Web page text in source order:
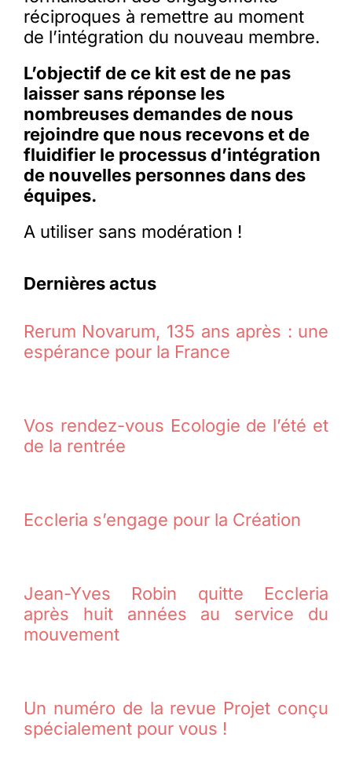
réciproques à remettre au moment
de l’intégration du nouveau membre.
L’objectif de ce kit est de ne pas
laisser sans réponse les
nombreuses demandes de nous
rejoindre que nous recevons et de
fluidifier le processus d’intégration
de nouvelles personnes dans des
équipes.
A utiliser sans modération !
Dernières actus
Rerum Novarum, 135 ans après : une
espérance pour la France
Vos rendez-vous Ecologie de l’été et
de la rentrée
Eccleria s’engage pour la Création
Jean-Yves Robin quitte Eccleria
après huit années au service du
mouvement
Un numéro de la revue Projet conçu
spécialement pour vous !